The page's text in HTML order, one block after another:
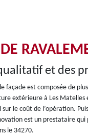
et des
façade est composée de
extérieure à Les
sur le coût de l’opération.
est un prestataire
le 34270.